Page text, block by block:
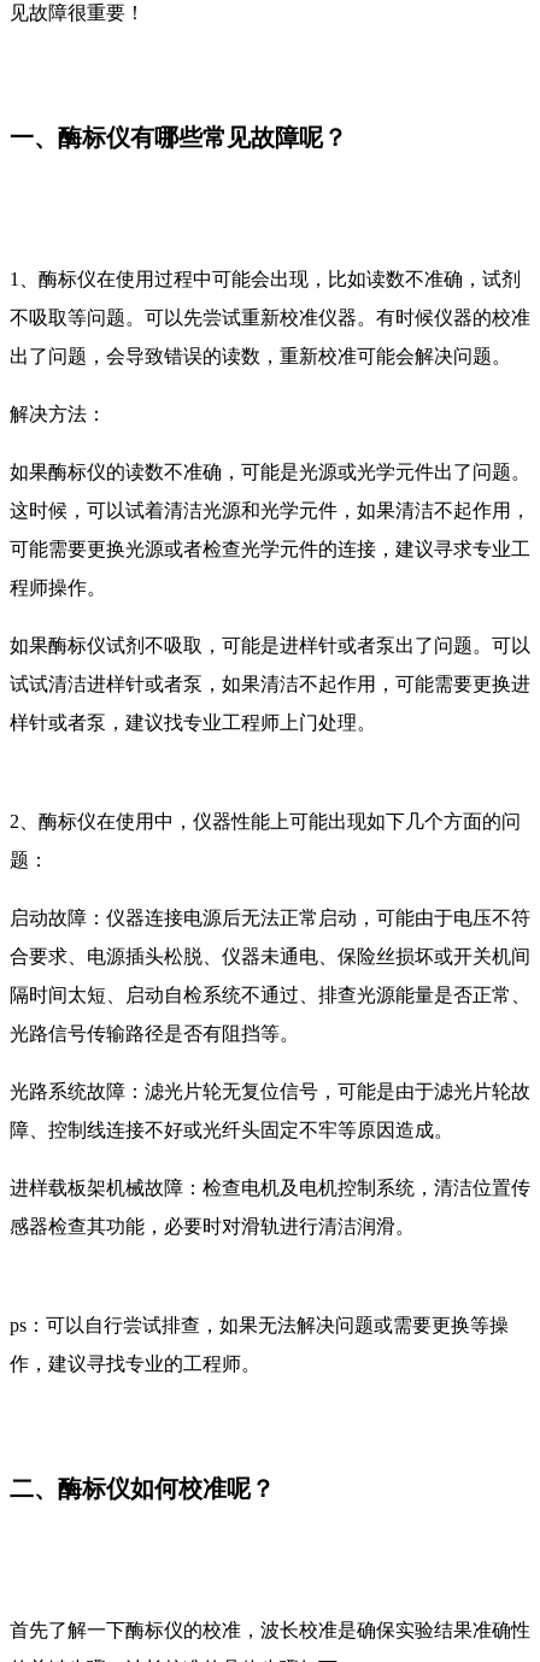
见故障很重要！
一、酶标仪有哪些常见故障呢？
1、酶标仪在使用过程中可能会出现，比如读数不准确，试剂
不吸取等问题。可以先尝试重新校准仪器。有时候仪器的校准
出了问题，会导致错误的读数，重新校准可能会解决问题。
解决方法：
如果酶标仪的读数不准确，可能是光源或光学元件出了问题。
这时候，可以试着清洁光源和光学元件，如果清洁不起作用，
可能需要更换光源或者检查光学元件的连接，建议寻求专业工
程师操作。
如果酶标仪试剂不吸取，可能是进样针或者泵出了问题。可以
试试清洁进样针或者泵，如果清洁不起作用，可能需要更换进
样针或者泵，建议找专业工程师上门处理。
2、酶标仪在使用中，仪器性能上可能出现如下几个方面的问
题：
启动故障：仪器连接电源后无法正常启动，可能由于电压不符
合要求、电源插头松脱、仪器未通电、保险丝损坏或开关机间
隔时间太短、启动自检系统不通过、排查光源能量是否正常、
光路信号传输路径是否有阻挡等。
光路系统故障：滤光片轮无复位信号，可能是由于滤光片轮故
障、控制线连接不好或光纤头固定不牢等原因造成。
进样载板架机械故障：检查电机及电机控制系统，清洁位置传
感器检查其功能，必要时对滑轨进行清洁润滑。
ps：可以自行尝试排查，如果无法解决问题或需要更换等操
作，建议寻找专业的工程师。
二、酶标仪如何校准呢？
首先了解一下酶标仪的校准，波长校准是确保实验结果准确性